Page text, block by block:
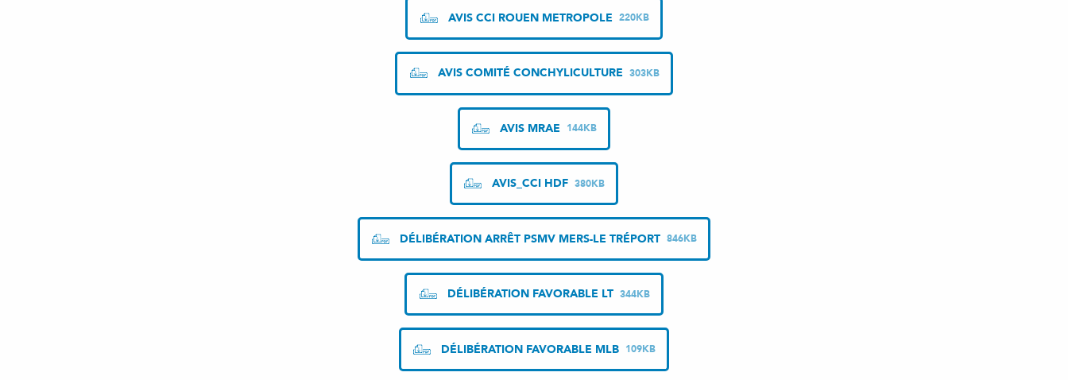
AVIS CCI ROUEN METROPOLE 220KB
AVIS COMITÉ CONCHYLICULTURE 303KB
AVIS MRAE 144KB
AVIS_CCI HDF 380KB
DÉLIBÉRATION ARRÊT PSMV MERS-LE TRÉPORT 846KB
DÉLIBÉRATION FAVORABLE LT 344KB
DÉLIBÉRATION FAVORABLE MLB 109KB